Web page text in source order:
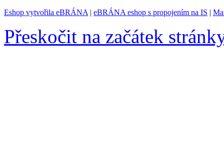
Eshop vytvořila eBRÁNA | eBRÁNA eshop s propojením na IS |
Přeskočit na začátek